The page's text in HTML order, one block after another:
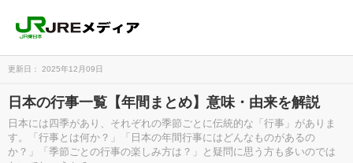
更新日： 2025年12月09日
日本の行事一覧【年間まとめ】意味・由来を解説
日本には四季があり、それぞれの季節ごとに伝統的な「行事」がありま
す。「行事とは何か？」「日本の年間行事にはどんなものがあるの
か？」「季節ごとの行事の楽しみ方は？」と疑問に思う方も多いのでは